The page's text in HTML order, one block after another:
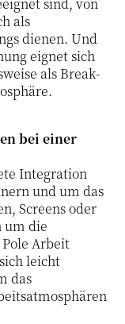
sind, von
als
dienen. Und
eignet sich
als Break-
bei einer
Integration
und um das
Screens oder
um die
Arbeit
leicht
das